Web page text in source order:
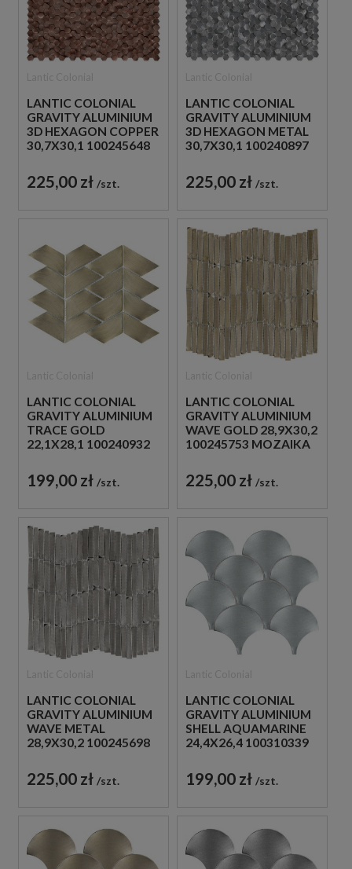
LANTIC COLONIAL
GRAVITY ALUMINIUM
3D HEXAGON COPPER
30,7X30,1 100245648
SZCZOTKOWANA
225,00 zł szt.
LANTIC COLONIAL
GRAVITY ALUMINIUM
3D HEXAGON METAL
30,7X30,1 100240897
SZCZOTKOWANA
225,00 zł szt.
LANTIC COLONIAL
GRAVITY ALUMINIUM
TRACE GOLD
22,1X28,1 100240932
199,00 zł szt.
LANTIC COLONIAL
GRAVITY ALUMINIUM
WAVE GOLD 28,9X30,2
100245753 MOZAIKA
METALOWA
225,00 zł szt.
LANTIC COLONIAL
GRAVITY ALUMINIUM
WAVE METAL
28,9X30,2 100245698
DEKORACYJNA
METALOWA
225,00 zł szt.
LANTIC COLONIAL
GRAVITY ALUMINIUM
SHELL AQUAMARINE
24,4X26,4 100310339
DEKORACYJNA
METALOWA
199,00 zł szt.